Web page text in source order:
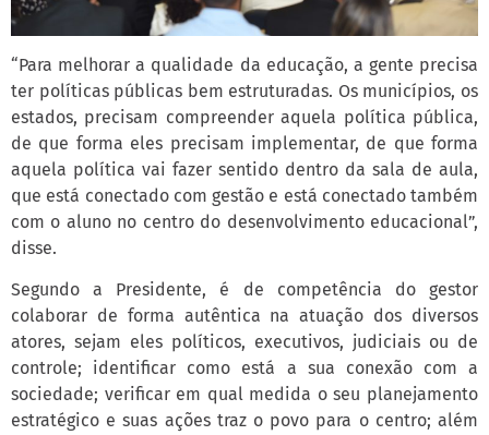
“Para melhorar a qualidade da educação, a gente precisa
ter políticas públicas bem estruturadas. Os municípios, os
estados, precisam compreender aquela política pública,
de que forma eles precisam implementar, de que forma
aquela política vai fazer sentido dentro da sala de aula,
que está conectado com gestão e está conectado também
com o aluno no centro do desenvolvimento educacional”,
disse.
Segundo a Presidente, é de competência do gestor
colaborar de forma autêntica na atuação dos diversos
atores, sejam eles políticos, executivos, judiciais ou de
controle; identificar como está a sua conexão com a
sociedade; verificar em qual medida o seu planejamento
estratégico e suas ações traz o povo para o centro; além